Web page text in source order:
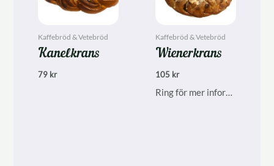
Kaffebröd & Vetebröd
Kanelkrans
79 kr
Kaffebröd & Vetebröd
Wienerkrans
105 kr
Ring för mer information, finns inte alltid i ordinarie sortiment.